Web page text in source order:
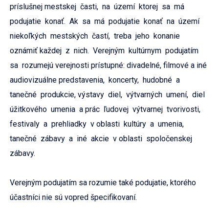
príslušnej mestskej časti, na území ktorej sa má
podujatie konať. Ak sa má podujatie konať na území
niekoľkých mestských častí, treba jeho konanie
oznámiť každej z nich. Verejným kultúrnym podujatím
sa rozumejú verejnosti prístupné: divadelné, filmové a iné
audiovizuálne predstavenia, koncerty, hudobné a
tanečné produkcie, výstavy diel, výtvarných umení, diel
úžitkového umenia a prác ľudovej výtvarnej tvorivosti,
festivaly a prehliadky v oblasti kultúry a umenia,
tanečné zábavy a iné akcie v oblasti spoločenskej
zábavy.
Verejným podujatím sa rozumie také podujatie, ktorého
účastníci nie sú vopred špecifikovaní.